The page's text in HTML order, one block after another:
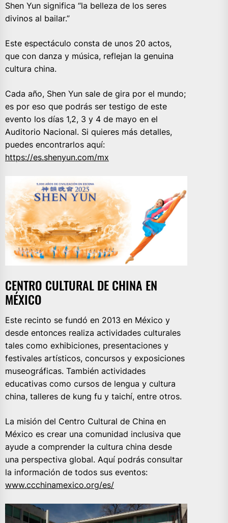
Shen Yun significa “la belleza de los seres
divinos al bailar.”
Este espectáculo consta de unos 20 actos,
que con danza y música, reflejan la genuina
cultura china.
Cada año, Shen Yun sale de gira por el mundo;
es por eso que podrás ser testigo de este
evento los días 1,2, 3 y 4 de mayo en el
Auditorio Nacional. Si quieres más detalles,
puedes encontrarlos aquí:
https://es.shenyun.com/mx
CENTRO CULTURAL DE CHINA EN
MÉXICO
Este recinto se fundó en 2013 en México y
desde entonces realiza actividades culturales
tales como exhibiciones, presentaciones y
festivales artísticos, concursos y exposiciones
museográficas. También actividades
educativas como cursos de lengua y cultura
china, talleres de kung fu y taichí, entre otros.
La misión del Centro Cultural de China en
México es crear una comunidad inclusiva que
ayude a comprender la cultura china desde
una perspectiva global. Aquí podrás consultar
la información de todos sus eventos:
www.ccchinamexico.org/es/